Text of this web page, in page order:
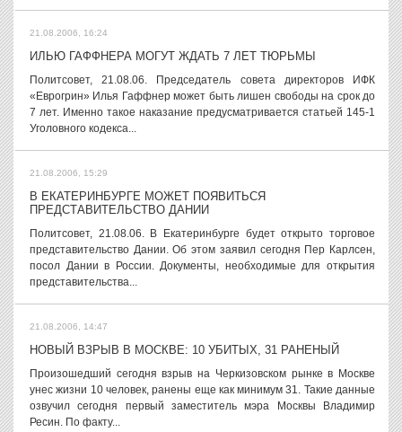
21.08.2006, 16:24
ИЛЬЮ ГАФФНЕРА МОГУТ ЖДАТЬ 7 ЛЕТ ТЮРЬМЫ
Политсовет, 21.08.06. Председатель совета директоров ИФК
«Еврогрин» Илья Гаффнер может быть лишен свободы на срок до
7 лет. Именно такое наказание предусматривается статьей 145-1
Уголовного кодекса...
21.08.2006, 15:29
В ЕКАТЕРИНБУРГЕ МОЖЕТ ПОЯВИТЬСЯ
ПРЕДСТАВИТЕЛЬСТВО ДАНИИ
Политсовет, 21.08.06. В Екатеринбурге будет открыто торговое
представительство Дании. Об этом заявил сегодня Пер Карлсен,
посол Дании в России. Документы, необходимые для открытия
представительства...
21.08.2006, 14:47
НОВЫЙ ВЗРЫВ В МОСКВЕ: 10 УБИТЫХ, 31 РАНЕНЫЙ
Произошедший сегодня взрыв на Черкизовском рынке в Москве
унес жизни 10 человек, ранены еще как минимум 31. Такие данные
озвучил сегодня первый заместитель мэра Москвы Владимир
Ресин. По факту...